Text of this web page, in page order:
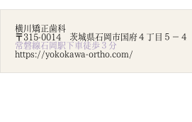
横川矯正歯科
〒315-0014 茨城県石岡市国府４丁目５－４
常磐線石岡駅下車徒歩３分
https://yokokawa-ortho.com/